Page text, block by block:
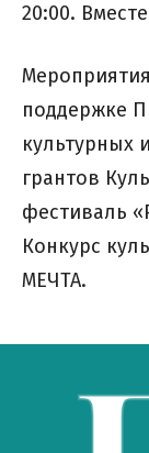
20:00.
поддержке
культурных
грантов
фестиваль
Конкурс
МЕЧТА.